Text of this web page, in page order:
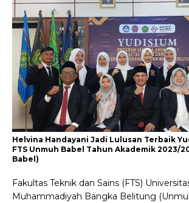
Helvina Handayani Jadi Lulusan Terbaik
FTS Unmuh Babel Tahun Akademik 2023/
Babel)
Fakultas Teknik dan Sains (FTS)
Muhammadiyah Bangka Belitung